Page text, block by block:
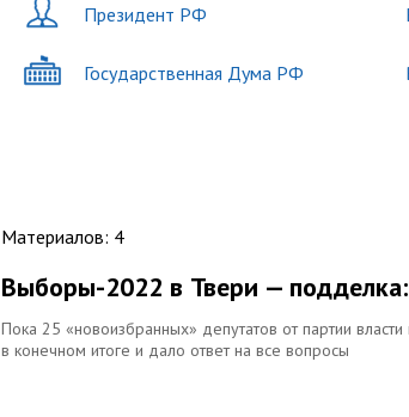
Президент РФ
Государственная Дума РФ
Материалов: 4
Выборы-2022 в Твери —
Пока 25 «новоизбранных» депутатов от партии
в конечном итоге и дало ответ на все вопросы